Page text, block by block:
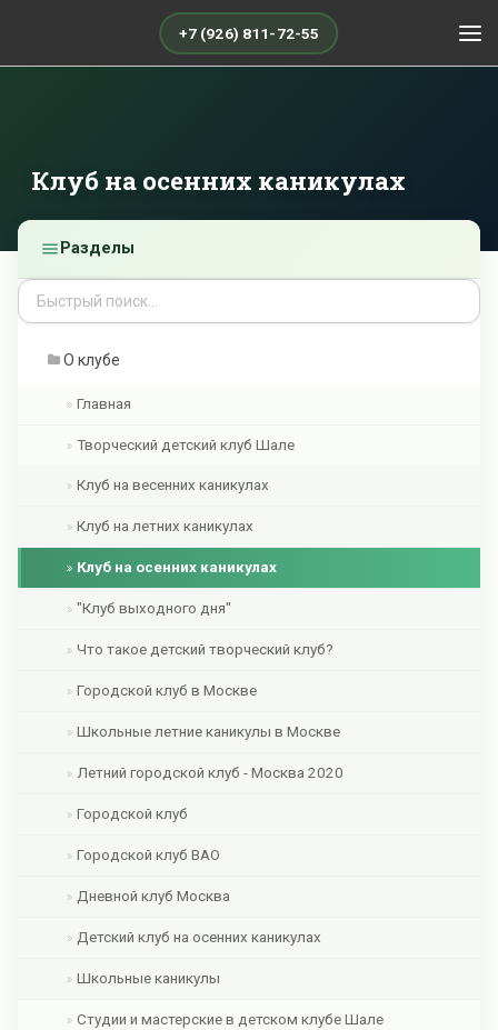
+7 (926) 811-72-55
Клуб на осенних каникулах
Разделы
О клубе
Главная
Творческий детский клуб Шале
Клуб на весенних каникулах
Клуб на летних каникулах
Клуб на осенних каникулах
"Клуб выходного дня"
Что такое детский творческий клуб?
Городской клуб в Москве
Школьные летние каникулы в Москве
Летний городской клуб - Москва 2020
Городской клуб
Городской клуб ВАО
Дневной клуб Москва
Детский клуб на осенних каникулах
Школьные каникулы
Студии и мастерские в детском клубе Шале